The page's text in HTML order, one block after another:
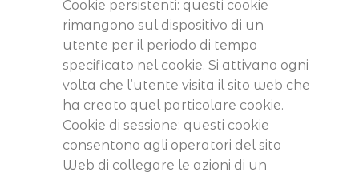
Cookie persistenti: questi cookie
rimangono sul dispositivo di un
utente per il periodo di tempo
specificato nel cookie. Si attivano ogni
volta che l’utente visita il sito web che
ha creato quel particolare cookie.
Cookie di sessione: questi cookie
consentono agli operatori del sito
Web di collegare le azioni di un